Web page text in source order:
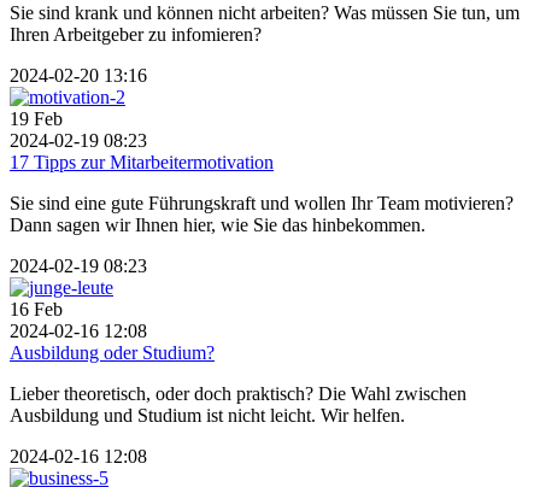
Sie sind krank und können nicht arbeiten? Was müssen Sie tun, um
Ihren Arbeitgeber zu infomieren?
2024-02-20 13:16
19 Feb
2024-02-19 08:23
17 Tipps zur Mitarbeitermotivation
Sie sind eine gute Führungskraft und wollen Ihr Team motivieren?
Dann sagen wir Ihnen hier, wie Sie das hinbekommen.
2024-02-19 08:23
16 Feb
2024-02-16 12:08
Ausbildung oder Studium?
Lieber theoretisch, oder doch praktisch? Die Wahl zwischen
Ausbildung und Studium ist nicht leicht. Wir helfen.
2024-02-16 12:08